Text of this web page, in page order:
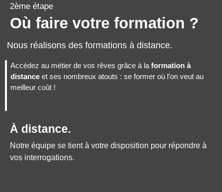
2ème étape
Où faire votre formation ?
Nous réalisons des formations à distance.
Accédez au métier de vos rêves grâce à la formation à
distance et ses nombreux atouts : se former où l’on veut au
meilleur coût !
À distance.
Notre équipe se tient à votre disposition pour répondre à
vos interrogations.